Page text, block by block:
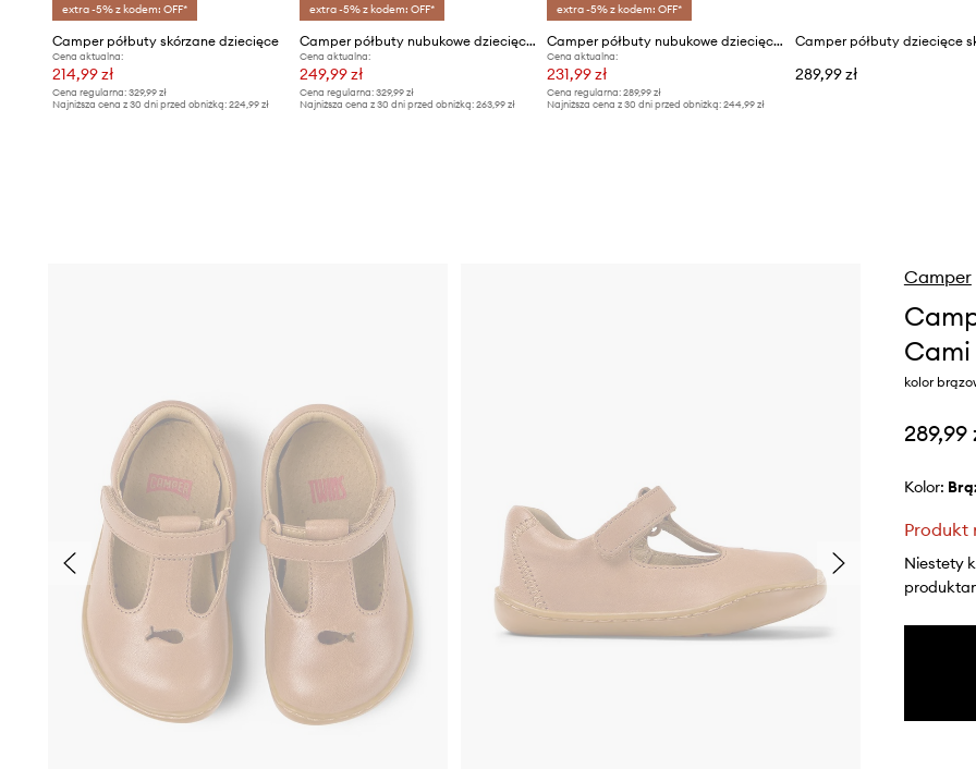
extra -5% z kodem: OFF*
Camper półbuty skórzane dziecięce
Cena aktualna:
214,99 zł
Cena regularna: 329,99 zł
Najniższa cena z 30 dni przed obniżką: 224,99 zł
extra -5% z kodem: OFF*
Camper półbuty nubukowe dziecięce Peu Cami K's TWS
Cena aktualna:
249,99 zł
Cena regularna:329,99 zł
Najniższa cena z 30 dni przed obniżką:263,99 zł
extra -5% z kodem: OFF*
Camper półbuty nubukowe dziecięce TWS FW
Cena aktualna:
231,99 zł
Cena regularna: 289,99 zł
Najniższa cena z 30 dni przed obniżką: 244,99 zł
Camper półbuty dziecięce
289,99 zł
Camper
Cami
kolor
289,99
Kolor:
Produkt
Niestety